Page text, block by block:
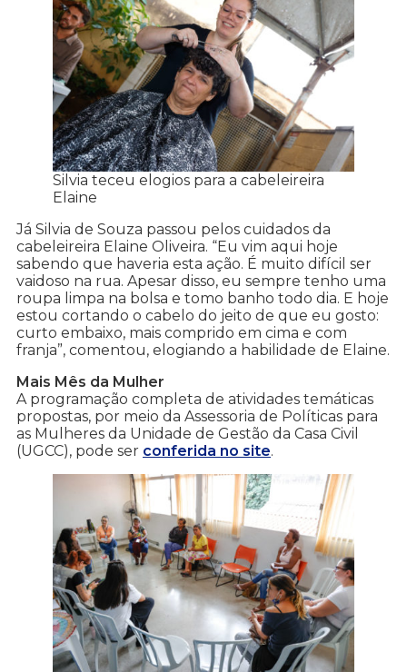
Silvia teceu elogios para a cabeleireira
Elaine
Já Silvia de Souza passou pelos cuidados da
cabeleireira Elaine Oliveira. “Eu vim aqui hoje
sabendo que haveria esta ação. É muito difícil ser
vaidoso na rua. Apesar disso, eu sempre tenho uma
roupa limpa na bolsa e tomo banho todo dia. E hoje
estou cortando o cabelo do jeito de que eu gosto:
curto embaixo, mais comprido em cima e com
franja”, comentou, elogiando a habilidade de Elaine.
Mais Mês da Mulher
A programação completa de atividades temáticas
propostas, por meio da Assessoria de Políticas para
as Mulheres da Unidade de Gestão da Casa Civil
(UGCC), pode ser conferida no site.